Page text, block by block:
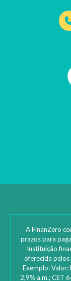
A FinanZero
prazos para
Instituição
oferecida pelos
Exemplo: Valor:
2,9% a.m.; CET